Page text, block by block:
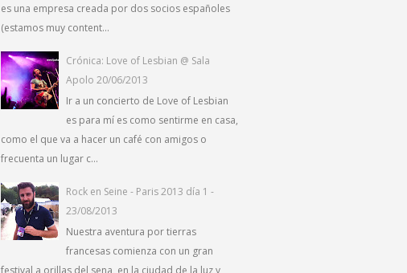
es una empresa creada por dos socios españoles
(estamos muy content...
Crónica: Love of Lesbian @ Sala
Apolo 20/06/2013
Ir a un concierto de Love of Lesbian
es para mí es como sentirme en casa,
como el que va a hacer un café con amigos o
frecuenta un lugar c...
Rock en Seine - Paris 2013 día 1 -
23/08/2013
Nuestra aventura por tierras
francesas comienza con un gran